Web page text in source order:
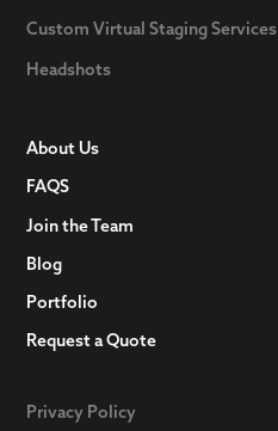
Custom Virtual Staging Services
Headshots
About Us
FAQS
Join the Team
Blog
Portfolio
Request a Quote
Privacy Policy